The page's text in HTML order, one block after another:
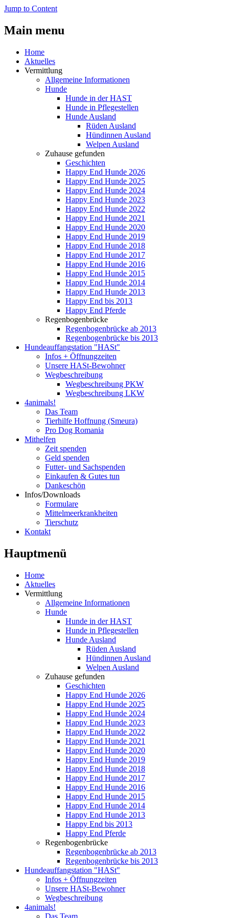
Jump to Content
Main menu
Home
Aktuelles
Vermittlung
Allgemeine Informationen
Hunde
Hunde in der HAST
Hunde in Pflegestellen
Hunde Ausland
Rüden Ausland
Hündinnen Ausland
Welpen Ausland
Zuhause gefunden
Geschichten
Happy End Hunde 2026
Happy End Hunde 2025
Happy End Hunde 2024
Happy End Hunde 2023
Happy End Hunde 2022
Happy End Hunde 2021
Happy End Hunde 2020
Happy End Hunde 2019
Happy End Hunde 2018
Happy End Hunde 2017
Happy End Hunde 2016
Happy End Hunde 2015
Happy End Hunde 2014
Happy End Hunde 2013
Happy End bis 2013
Happy End Pferde
Regenbogenbrücke
Regenbogenbrücke ab 2013
Regenbogenbrücke bis 2013
Hundeauffangstation "HASt"
Infos + Öffnungzeiten
Unsere HASt-Bewohner
Wegbeschreibung
Wegbeschreibung PKW
Wegbeschreibung LKW
4animals!
Das Team
Tierhilfe Hoffnung (Smeura)
Pro Dog Romania
Mithelfen
Zeit spenden
Geld spenden
Futter- und Sachspenden
Einkaufen & Gutes tun
Dankeschön
Infos/Downloads
Formulare
Mittelmeerkrankheiten
Tierschutz
Kontakt
Hauptmenü
Home
Aktuelles
Vermittlung
Allgemeine Informationen
Hunde
Hunde in der HAST
Hunde in Pflegestellen
Hunde Ausland
Rüden Ausland
Hündinnen Ausland
Welpen Ausland
Zuhause gefunden
Geschichten
Happy End Hunde 2026
Happy End Hunde 2025
Happy End Hunde 2024
Happy End Hunde 2023
Happy End Hunde 2022
Happy End Hunde 2021
Happy End Hunde 2020
Happy End Hunde 2019
Happy End Hunde 2018
Happy End Hunde 2017
Happy End Hunde 2016
Happy End Hunde 2015
Happy End Hunde 2014
Happy End Hunde 2013
Happy End bis 2013
Happy End Pferde
Regenbogenbrücke
Regenbogenbrücke ab 2013
Regenbogenbrücke bis 2013
Hundeauffangstation "HASt"
Infos + Öffnungzeiten
Unsere HASt-Bewohner
Wegbeschreibung
4animals!
Das Team